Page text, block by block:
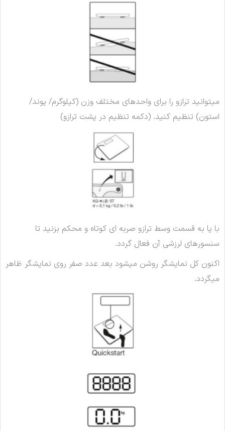
میتوانید ترازو را برای واحدهای مختلف وزن (کیلوگرم/ پوند/
استون) تنظیم کنید. (دکمه تنظیم در پشت ترازو)
با پا به قسمت وسط ترازو صربه ای کوتاه و محکم بزنید تا
سنسورهای لرزشی آن فعال گردد.
اکنون کل نمایشگر روشن میشود بعد عدد صفر روی نمایشگر ظاهر
میگردد.